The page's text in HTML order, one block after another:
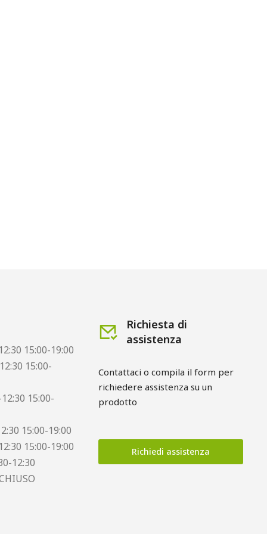
15:00-19:00
15:00-
15:00-
15:00-19:00
15:00-19:00
12:30
Richiesta di
assistenza
Contattaci o compila il form per
richiedere assistenza su un
prodotto
Richiedi assistenza